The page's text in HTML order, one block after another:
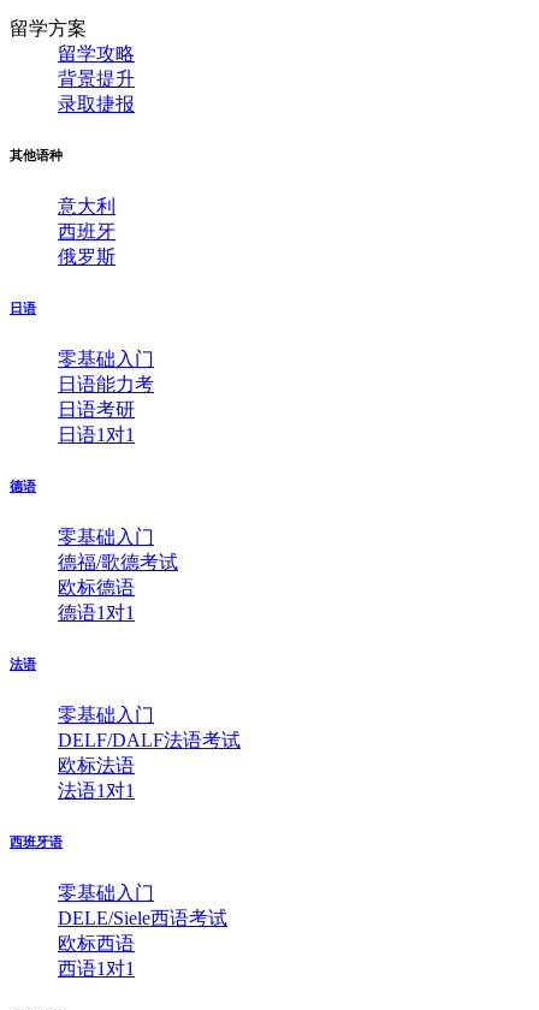
留学方案
留学攻略
背景提升
录取捷报
其他语种
意大利
西班牙
俄罗斯
日语
零基础入门
日语能力考
日语考研
日语1对1
德语
零基础入门
德福/歌德考试
欧标德语
德语1对1
法语
零基础入门
DELF/DALF法语考试
欧标法语
法语1对1
西班牙语
零基础入门
DELE/Siele西语考试
欧标西语
西语1对1